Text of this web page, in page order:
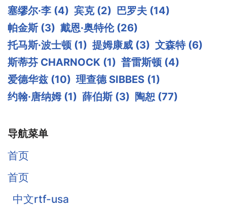
塞缪尔·李 (4) 宾克 (2) 巴罗夫 (14)
帕金斯 (3) 戴恩·奥特伦 (26)
托马斯·波士顿 (1) 提姆康威 (3) 文森特 (6)
斯蒂芬 CHARNOCK (1) 普雷斯顿 (4)
爱德华兹 (10) 理查德 SIBBES (1)
约翰·唐纳姆 (1) 薛伯斯 (3) 陶恕 (77)
导航菜单
首页
首页
中文rtf-usa